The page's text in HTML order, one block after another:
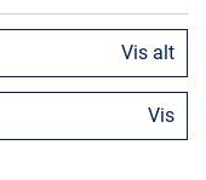
Vis alt
Vis